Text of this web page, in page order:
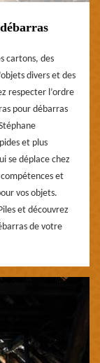
cartons, des
divers et des
respecter l’ordre
pour débarras
et plus
se déplace chez
et
vos objets.
et découvrez
de votre